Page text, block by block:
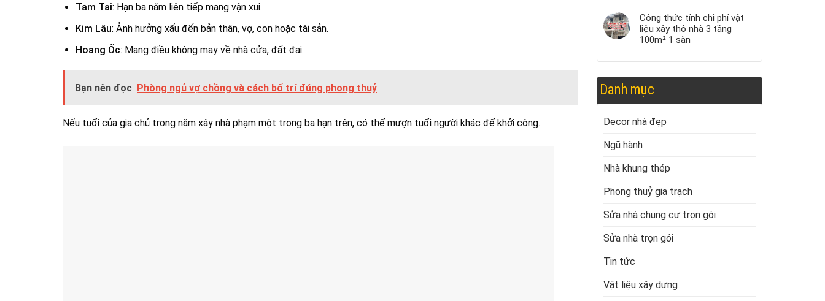
Tam Tai: Hạn ba năm liên tiếp mang vận xui.
Kim Lâu: Ảnh hưởng xấu đến bản thân, vợ, con hoặc tài sản.
Hoang Ốc: Mang điều không may về nhà cửa, đất đai.
Bạn nên đọc Phòng ngủ vợ chồng và cách bố trí đúng phong thuỷ
Nếu tuổi của gia chủ trong năm xây nhà phạm một trong ba hạn trên, có thể mượn tuổi người khác để khởi công.
Công thức tính chi phí vật
liệu xây thô nhà 3 tầng
100m² 1 sàn
Danh mục
Decor nhà đẹp
Ngũ hành
Nhà khung thép
Phong thuỷ gia trạch
Sửa nhà chung cư trọn gói
Sửa nhà trọn gói
Tin tức
Vật liệu xây dựng